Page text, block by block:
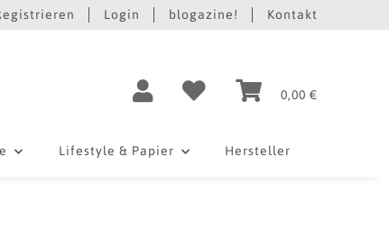
Login blogazine! Kontakt
0,00 €
Lifestyle & Papier Hersteller